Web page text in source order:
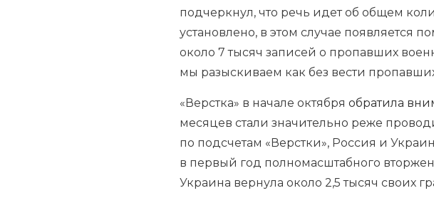
подчеркнул, что речь идет об общем
установлено, в этом случае появляется
около 7 тысяч записей о пропавших
мы разыскиваем как без вести
«Верстка» в начале октября обратила
месяцев стали значительно реже
по подсчетам «Верстки», Россия и
в первый год полномасштабного
Украина вернула около 2,5 тысяч своих